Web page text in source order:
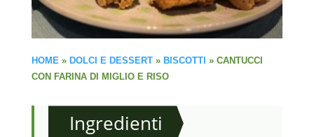
HOME» DOLCI E DESSERT» BISCOTTI » CANTUCCI
CON FARINA DI MIGLIO E RISO
Ingredienti